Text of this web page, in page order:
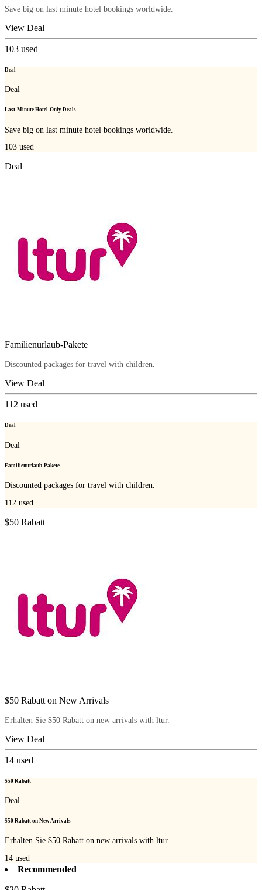
Save big on last minute hotel bookings worldwide.
View Deal
103 used
Deal
Deal
Last-Minute Hotel-Only Deals
Save big on last minute hotel bookings worldwide.
103 used
Deal
Familienurlaub-Pakete
Discounted packages for travel with children.
View Deal
112 used
Deal
Deal
Familienurlaub-Pakete
Discounted packages for travel with children.
112 used
$50 Rabatt
$50 Rabatt on New Arrivals
Erhalten Sie $50 Rabatt on new arrivals with ltur.
View Deal
14 used
$50 Rabatt
Deal
$50 Rabatt on New Arrivals
Erhalten Sie $50 Rabatt on new arrivals with ltur.
14 used
Recommended